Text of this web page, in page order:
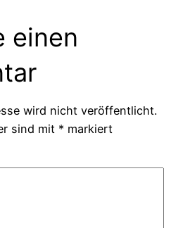
einen
wird nicht veröffentlicht.
sind mit * markiert